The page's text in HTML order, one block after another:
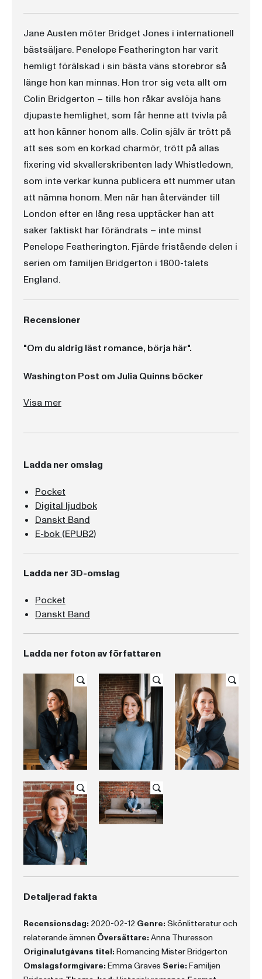
Jane Austen möter Bridget Jones i internationell
bästsäljare. Penelope Featherington har varit
hemligt förälskad i sin bästa väns storebror så
länge hon kan minnas. Hon tror sig veta allt om
Colin Bridgerton – tills hon råkar avslöja hans
djupaste hemlighet, som får henne att tvivla på
att hon känner honom alls. Colin själv är trött på
att ses som en korkad charmör, trött på allas
fixering vid skvallerskribenten lady Whistledown,
som inte verkar kunna publicera ett nummer utan
att nämna honom. Men när han återvänder till
London efter en lång resa upptäcker han att
saker faktiskt har förändrats – inte minst
Penelope Featherington. Fjärde fristående delen i
serien om familjen Bridgerton i 1800-talets
England.
Recensioner
"Om du aldrig läst romance, börja här".
Washington Post om Julia Quinns böcker
Visa mer
Ladda ner omslag
Pocket
Digital ljudbok
Danskt Band
E-bok (EPUB2)
Ladda ner 3D-omslag
Pocket
Danskt Band
Ladda ner foton av författaren
Detaljerad fakta
Recensionsdag: 2020-02-12 Genre: Skönlitteratur och
relaterande ämnen Översättare: Anna Thuresson
Originalutgåvans titel: Romancing Mister Bridgerton
Omslagsformgivare: Emma Graves Serie: Familjen